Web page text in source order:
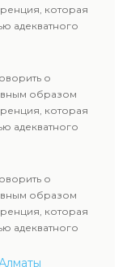
которая
адекватного
о
образом
которая
адекватного
о
образом
которая
адекватного